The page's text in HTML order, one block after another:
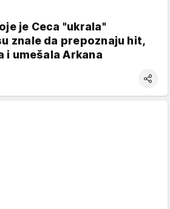
je Ceca "ukrala"
znale da prepoznaju hit,
i umešala Arkana